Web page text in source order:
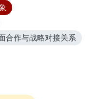
合作与战略对接关系